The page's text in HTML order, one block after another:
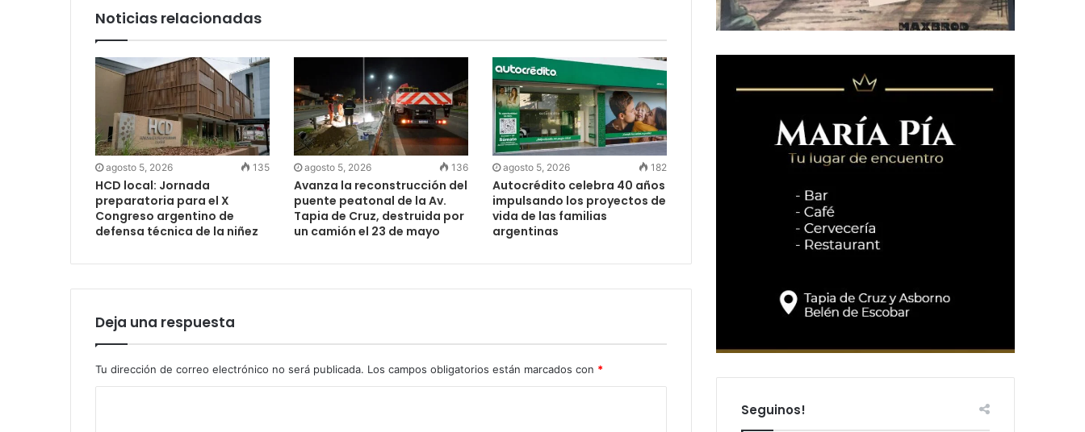
Noticias relacionadas
agosto 5, 2026 135
HCD local: Jornada
preparatoria para el X
Congreso argentino de
defensa técnica de la niñez
agosto 5, 2026 136
Avanza la reconstrucción del
puente peatonal de la Av.
Tapia de Cruz, destruida por
un camión el 23 de mayo
agosto 5, 2026 182
Autocrédito celebra 40 años
impulsando los proyectos de
vida de las familias
argentinas
Deja una respuesta
Tu dirección de correo electrónico no será publicada. Los campos obligatorios están marcados con *
Seguinos!